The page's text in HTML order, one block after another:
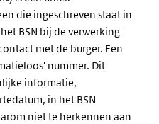
die ingeschreven staat in
BSN bij de verwerking
met de burger. Een
nummer. Dit
informatie,
in het BSN
niet te herkennen aan